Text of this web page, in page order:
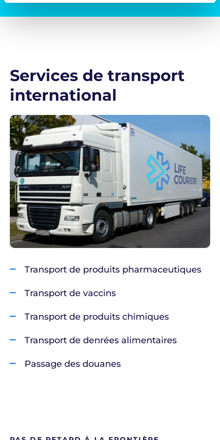
Services de transport
international
Transport de produits pharmaceutiques
Transport de vaccins
Transport de produits chimiques
Transport de denrées alimentaires
Passage des douanes